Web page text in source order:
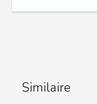
Similaire